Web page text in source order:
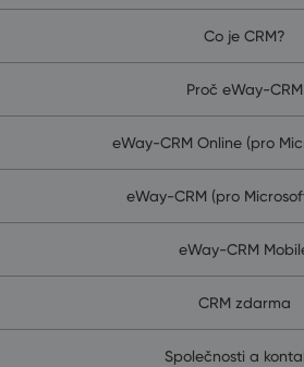
Co je CRM?
Proč eWay-CRM
eWay-CRM Online (pro
eWay-CRM (pro
eWay-CRM
CRM zdarma
Společnosti a